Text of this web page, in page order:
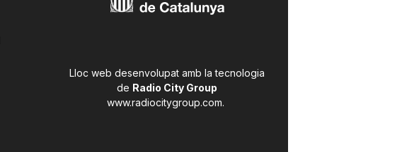
Lloc web desenvolupat amb la tecnologia
de Radio City Group
www.radiocitygroup.com.